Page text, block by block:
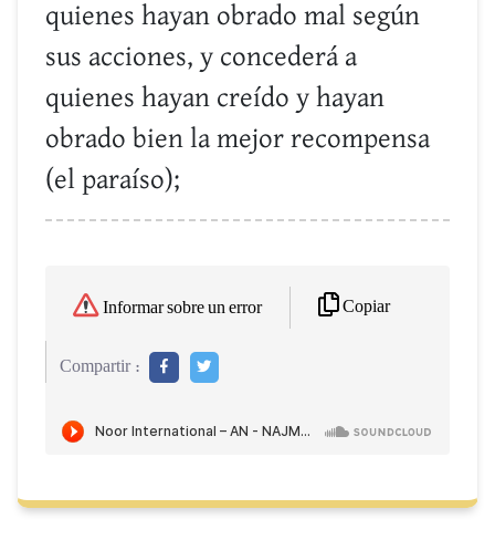
quienes hayan obrado mal según
sus acciones, y concederá a
quienes hayan creído y hayan
obrado bien la mejor recompensa
(el paraíso);
Informar sobre un error Copiar
Compartir :